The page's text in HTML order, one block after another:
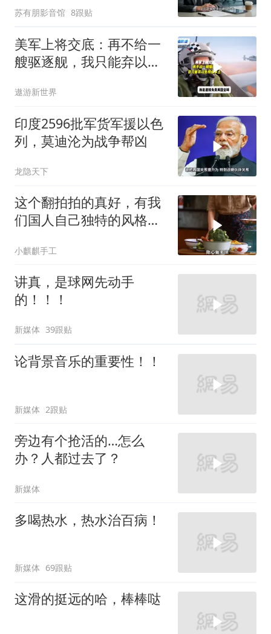
苏有朋影音馆 8跟贴
美军上将交底：再不给一
艘驱逐舰，我只能弃以色
遨游新世界
印度2596批军货军援以色
列，莫迪沦为战争帮凶
龙隐天下
这个翻拍拍的真好，有我
们国人自己独特的风格魅
小麒麒手工
讲真，是球网先动手
的！！！
新媒体 39跟贴
论背景音乐的重要性！！
新媒体 2跟贴
旁边有个抢活的…怎么
办？人都过去了？
新媒体
多喝热水，热水治百病！
新媒体 69跟贴
这滑的挺远的哈，棒棒哒